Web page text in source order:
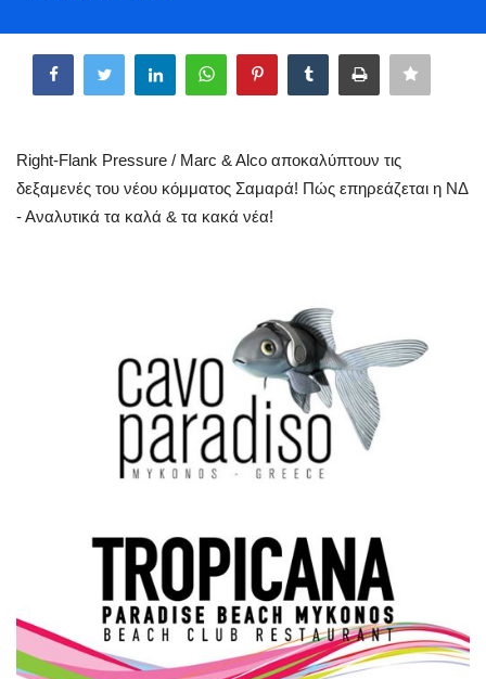
Mykonos
Mykonos Ticker TV
Sport
Σεβασμιώτατος Δωρόθεος Β’
Cost Of Living Crisis
Opinion + Analysis
Right-Flank Pressure / Marc & Alco αποκαλύπτουν τις
δεξαμενές του νέου κόμματος Σαμαρά! Πώς επηρεάζεται η ΝΔ
- Αναλυτικά τα καλά & τα κακά νέα!